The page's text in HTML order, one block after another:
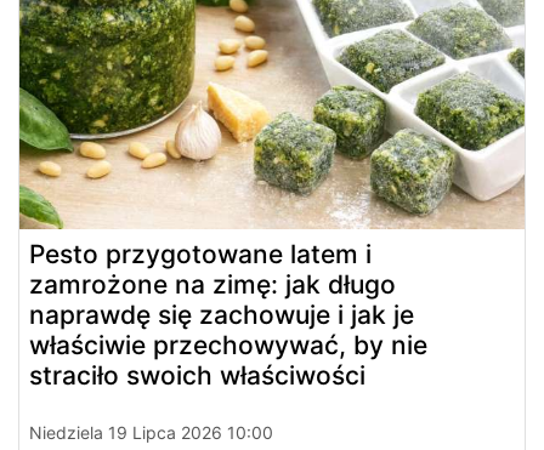
Pesto przygotowane latem i
zamrożone na zimę: jak długo
naprawdę się zachowuje i jak je
właściwie przechowywać, by nie
straciło swoich właściwości
Niedziela 19 Lipca 2026 10:00